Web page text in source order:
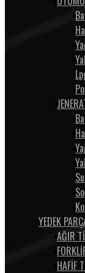
YEDEK
AĞIR
HAFİF